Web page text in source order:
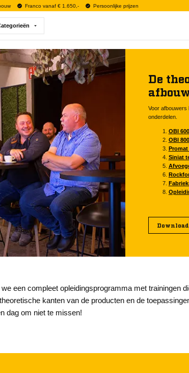
Franco vanaf € 1.650,- Persoonlijke prijzen
De
Voor afbouwers
onderdelen.
OBI
OBI
Siniat
een compleet opleidingsprogramma met trainingen
kanten van de producten en de
dag om niet te missen!